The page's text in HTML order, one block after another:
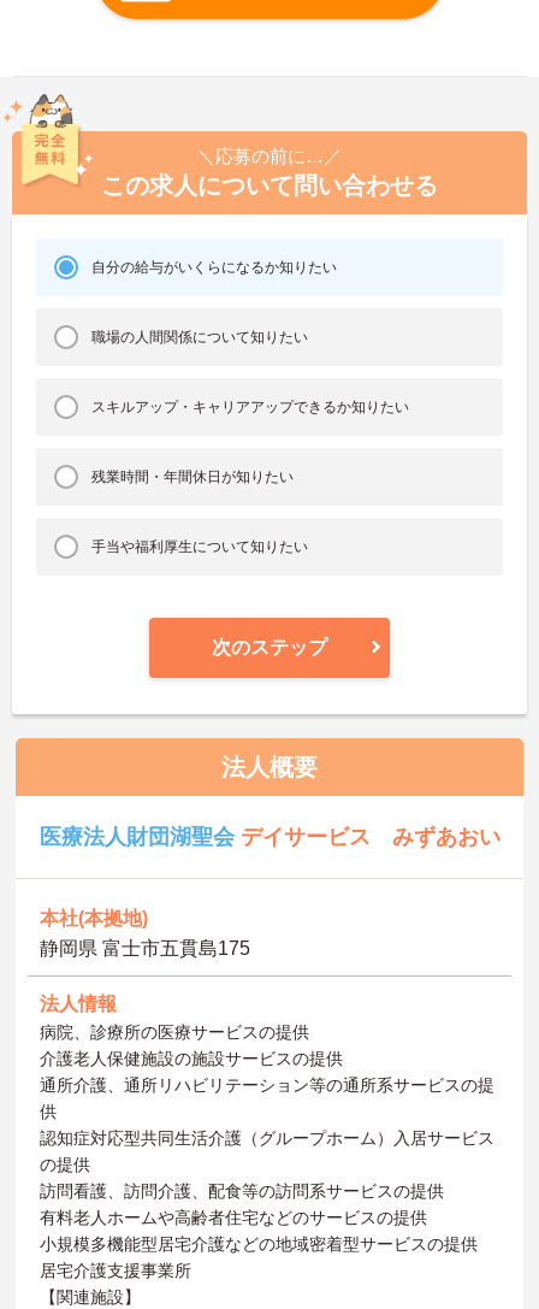
＼応募の前に…／
この求人について問い合わせる
自分の給与がいくらになるか知りたい
職場の人間関係について知りたい
スキルアップ・キャリアアップできるか知りたい
残業時間・年間休日が知りたい
手当や福利厚生について知りたい
次のステップ
法人概要
医療法人財団湖聖会 デイサービス みずあおい
本社(本拠地)
静岡県 富士市五貫島175
法人情報
病院、診療所の医療サービスの提供
介護老人保健施設の施設サービスの提供
通所介護、通所リハビリテーション等の通所系サービスの提
供
認知症対応型共同生活介護（グループホーム）入居サービス
の提供
訪問看護、訪問介護、配食等の訪問系サービスの提供
有料老人ホームや高齢者住宅などのサービスの提供
小規模多機能型居宅介護などの地域密着型サービスの提供
居宅介護支援事業所
【関連施設】